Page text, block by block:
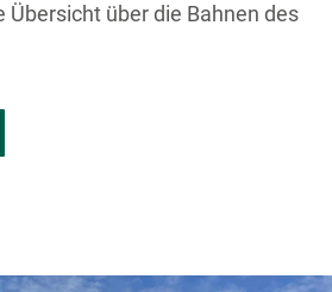
Übersicht über die Bahnen des